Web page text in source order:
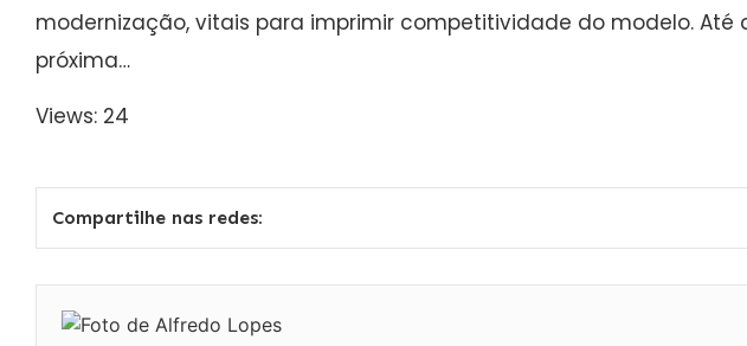
modernização, vitais para imprimir competitividade do modelo. Até
próxima…
Views: 24
Compartilhe nas redes: